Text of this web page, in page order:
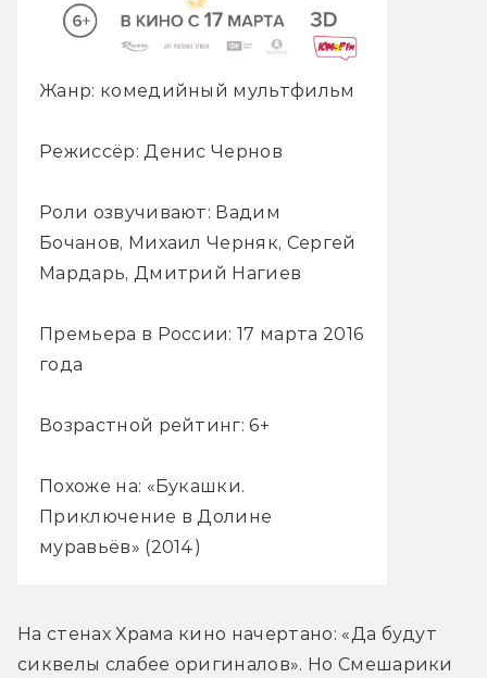
Жанр: комедийный мультфильм
Режиссёр: Денис Чернов
Роли озвучивают: Вадим
Бочанов, Михаил Черняк, Сергей
Мардарь, Дмитрий Нагиев
Премьера в России: 17 марта 2016
года
Возрастной рейтинг: 6+
Похоже на: «Букашки.
Приключение в Долине
муравьёв» (2014)
На стенах Храма кино начертано: «Да будут
сиквелы слабее оригиналов». Но Смешарики